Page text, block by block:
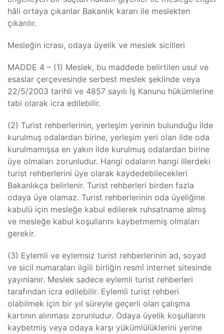
hâli ortaya çıkanlar Bakanlık kararı ile meslekten
çıkarılır.
Mesleğin icrası, odaya üyelik ve meslek sicilleri
MADDE 4 – (1) Meslek, bu maddede belirtilen usul ve
esaslar çerçevesinde serbest meslek şeklinde veya
22/5/2003 tarihli ve 4857 sayılı İş Kanunu hükümlerine
tabi olarak icra edilebilir.
(2) Turist rehberlerinin, yerleşim yerinin bulunduğu ilde
kurulmuş odalardan birine, yerleşim yeri olan ilde oda
kurulmamışsa en yakın ilde kurulmuş odalardan birine
üye olmaları zorunludur. Hangi odaların hangi illerdeki
turist rehberlerini üye olarak kaydedebilecekleri
Bakanlıkça belirlenir. Turist rehberleri birden fazla
odaya üye olamaz. Turist rehberlerinin oda üyeliğine
kabulü için mesleğe kabul edilerek ruhsatname almış
ve mesleğe kabul koşullarını kaybetmemiş olmaları
gerekir.
(3) Eylemli ve eylemsiz turist rehberlerinin ad, soyad
ve sicil numaraları ilgili birliğin resmî internet sitesinde
yayınlanır. Meslek sadece eylemli turist rehberleri
tarafından icra edilebilir. Eylemli turist rehberi
olabilmek için bir yıl süreyle geçerli olan çalışma
kartının alınması zorunludur. Odaya üyelik koşullarını
kaybetmiş veya odaya karşı yükümlülüklerini yerine